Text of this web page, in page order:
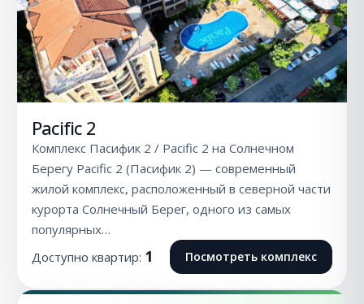
Pacific 2
Комплекс Пасифик 2 / Pacific 2 на Солнечном
Берегу Pacific 2 (Пасифик 2) — современный
жилой комплекс, расположенный в северной части
курорта Солнечный Берег, одного из самых
популярных…
Доступно квартир: 1 Посмотреть комплекс